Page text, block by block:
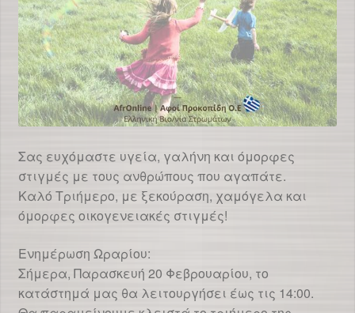
Σας ευχόμαστε υγεία, γαλήνη και όμορφες
στιγμές με τους ανθρώπους που αγαπάτε.
Καλό Τριήμερο, με ξεκούραση, χαμόγελα και
όμορφες οικογενειακές στιγμές!
Ενημέρωση Ωραρίου:
Σήμερα, Παρασκευή 20 Φεβρουαρίου, το
κατάστημά μας θα λειτουργήσει έως τις 14:00.